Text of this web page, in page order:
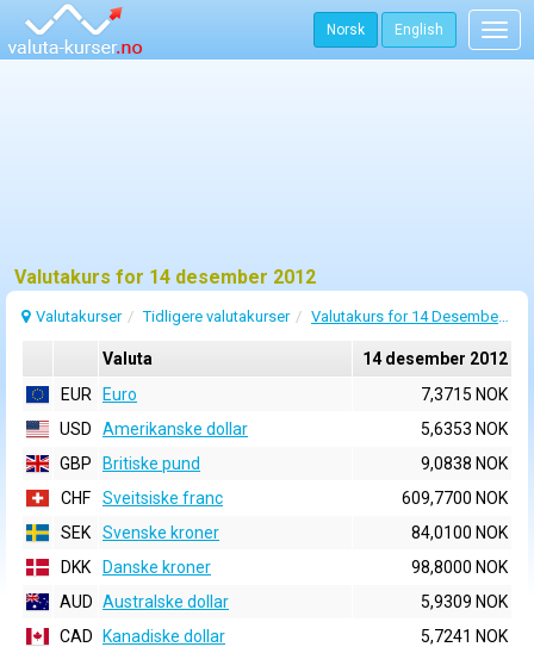
Norsk English
Valutakurs for 14 desember 2012
Valutakurser Tidligere valutakurser Valutakurs for 14 Desember 2012
Valuta
14 desember 2012
EUR
Euro
7,3715 NOK
USD
Amerikanske dollar
5,6353 NOK
GBP
Britiske pund
9,0838 NOK
CHF
Sveitsiske franc
609,7700 NOK
SEK
Svenske kroner
84,0100 NOK
DKK
Danske kroner
98,8000 NOK
AUD Australske dollar
5,9309 NOK
CAD
Kanadiske dollar
5,7241 NOK